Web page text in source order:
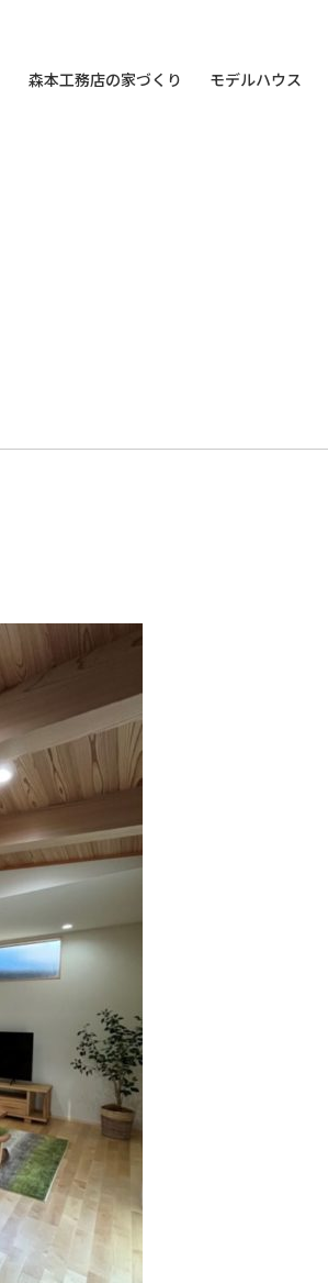
森本工務店の家づくり モデルハウス